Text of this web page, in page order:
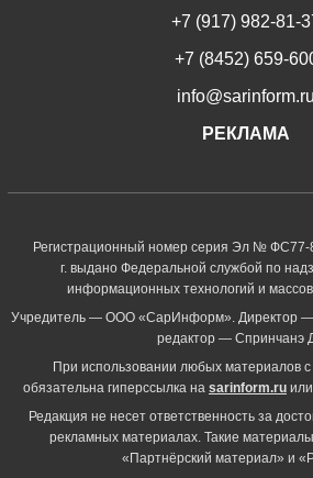
+7 (917) 982-81-
+7 (8452) 659-
info@sarinform.ru
РЕКЛАМА
Регистрационный номер серия Эл № ФС77-
г. выдано Федеральной службой по
информационных технологий и
Учредитель — ООО «СарИнформ». Директор
редактор — Спринчанэ
При использовании любых материалов
обязательна гиперссылка на sarinform.ru
Редакция не несет ответственность за
рекламных материалах. Такие
«Партнёрский материал» и